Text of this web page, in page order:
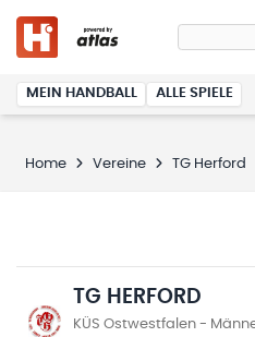
MEIN HANDBALL ALLE SPIELE
Home Vereine TG Herford
TG HERFORD
KÜS Ostwestfalen -